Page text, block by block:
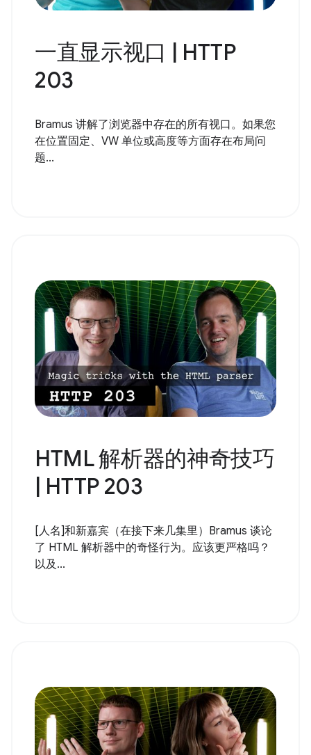
一直显示视口 | HTTP
203
Bramus 讲解了浏览器中存在的所有视口。如果您
在位置固定、VW 单位或高度等方面存在布局问
题...
HTML 解析器的神奇技巧
| HTTP 203
[人名]和新嘉宾（在接下来几集里）Bramus 谈论
了 HTML 解析器中的奇怪行为。应该更严格吗？
以及...